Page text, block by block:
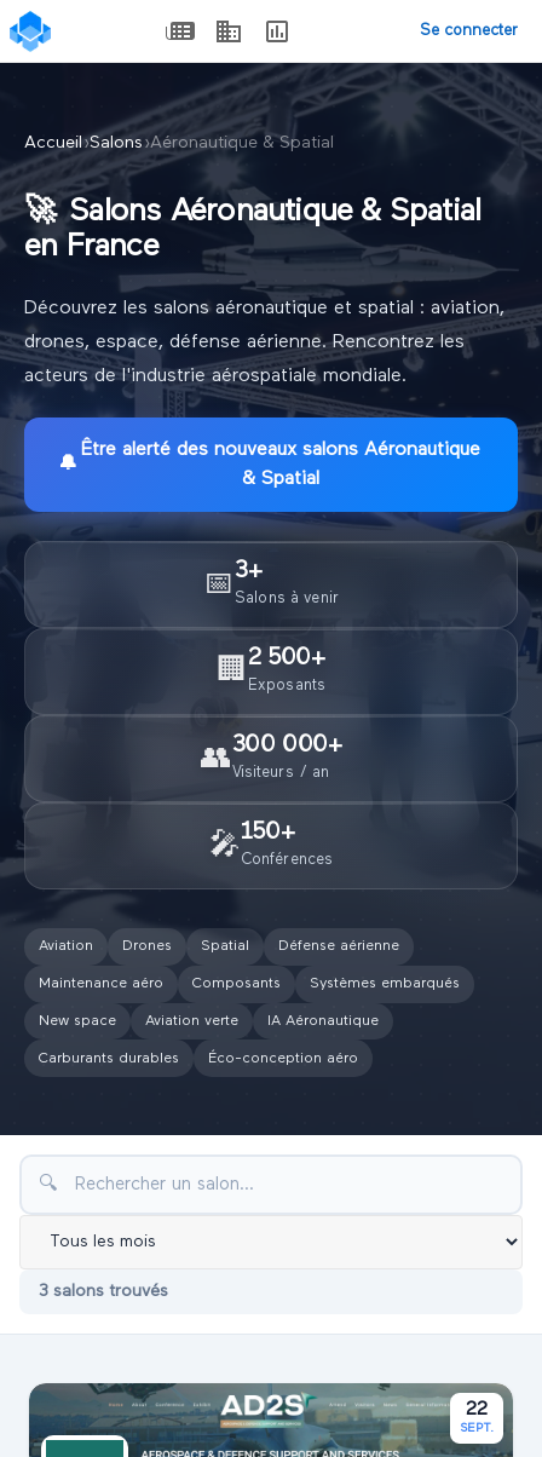
Se connecter
Accueil›Salons ›Aéronautique & Spatial
🚀 Salons Aéronautique & Spatial
en France
Découvrez les salons aéronautique et spatial : aviation,
drones, espace, défense aérienne. Rencontrez les
acteurs de l'industrie aérospatiale mondiale.
🔔
Être alerté des nouveaux salons Aéronautique
& Spatial
📅3+
Salons à venir
🏢 2 500+
Exposants
👥300 000+
Visiteurs / an
🎤150+
Conférences
Aviation Drones Spatial Défense aérienne
Maintenance aéro Composants Systèmes embarqués
New space Aviation verte IA Aéronautique
Carburants durables Éco-conception aéro
🔍
3 salons trouvés
22
SEPT.